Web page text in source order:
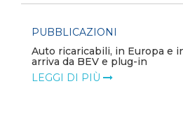
PUBBLICAZIONI
Auto ricaricabili, in Europa e
arriva da BEV e plug-in
LEGGI DI PIÙ